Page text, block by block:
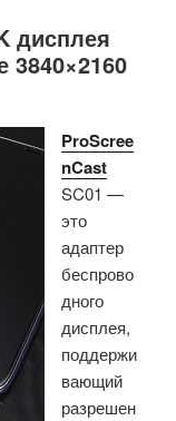
дисплея
3840×2160
ProScree
nCast
SC01 —
это
адаптер
беспрово
дного
дисплея,
поддержи
вающий
разрешен